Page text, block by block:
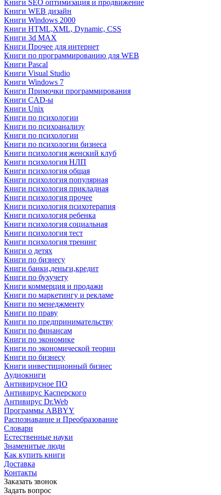
Книги SEO оптимизация и продвижение
Книги WEB дизайн
Книги Windows 2000
Книги HTML,XML, Dynamic, CSS
Книги 3d MAX
Книги Прочее для интернет
Книги по программированию для WEB
Книги Pascal
Книги Visual Studio
Книги Windows 7
Книги Примочки программирования
Книги CAD-ы
Книги Unix
Книги по психологии
Книги по психоанализу
Книги по психологии
Книги по психологии бизнеса
Книги психология женский клуб
Книги психология НЛП
Книги психология общая
Книги психология популярная
Книги психология прикладная
Книги психология прочее
Книги психология психотерапия
Книги психология ребенка
Книги психология социальная
Книги психология тест
Книги психология тренинг
Книги о детях
Книги по бизнесу
Книги банки,деньги,кредит
Книги по бухучету
Книги коммерция и продажи
Книги по маркетингу и рекламе
Книги по менеджменту
Книги по праву
Книги по предпринимательству
Книги по финансам
Книги по экономике
Книги по экономической теории
Книги по бизнесу
Книги инвестиционный бизнес
Аудиокниги
Антивирусное ПО
Антивирус Касперского
Антивирус Dr.Web
Программы ABBYY
Распознавание и Преобразование
Словари
Естественные науки
Знаменитые люди
Как купить книги
Доставка
Контакты
Заказать звонок
Задать вопрос